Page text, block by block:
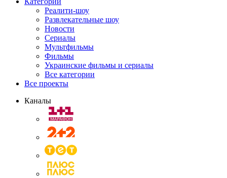
Реалити-шоу
Развлекательные шоу
Новости
Сериалы
Мультфильмы
Фильмы
Украинские фильмы и сериалы
Все категории
Все проекты
Каналы